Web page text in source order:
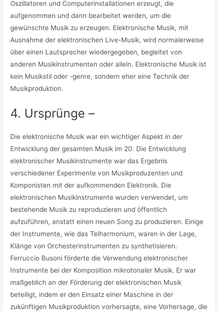
Oszillatoren und Computerinstallationen erzeugt, die
aufgenommen und dann bearbeitet werden, um die
gewünschte Musik zu erzeugen. Elektronische Musik, mit
Ausnahme der elektronischen Live-Musik, wird normalerweise
über einen Lautsprecher wiedergegeben, begleitet von
anderen Musikinstrumenten oder allein. Elektronische Musik ist
kein Musikstil oder -genre, sondern eher eine Technik der
Musikproduktion.
4. Ursprünge –
Die elektronische Musik war ein wichtiger Aspekt in der
Entwicklung der gesamten Musik im 20. Die Entwicklung
elektronischer Musikinstrumente war das Ergebnis
verschiedener Experimente von Musikproduzenten und
Komponisten mit der aufkommenden Elektronik. Die
elektronischen Musikinstrumente wurden verwendet, um
bestehende Musik zu reproduzieren und öffentlich
aufzuführen, anstatt einen neuen Song zu produzieren. Einige
der Instrumente, wie das Telharmonium, waren in der Lage,
Klänge von Orchesterinstrumenten zu synthetisieren.
Ferruccio Busoni förderte die Verwendung elektronischer
Instrumente bei der Komposition mikrotonaler Musik. Er war
maßgeblich an der Förderung der elektronischen Musik
beteiligt, indem er den Einsatz einer Maschine in der
zukünftigen Musikproduktion vorhersagte, eine Vorhersage, die